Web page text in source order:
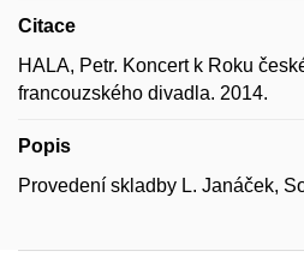
Citace
HALA, Petr. Koncert k Roku
francouzského divadla. 2014.
Popis
Provedení skladby L. Janáček,